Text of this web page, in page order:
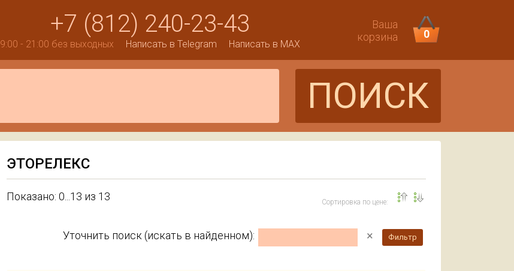
+7 (812) 240-23-43
9:00 - 21:00 без выходных Написать в Telegram Написать в MAX
Ваша
корзина
0
ПОИСК
ЭТОРЕЛЕКС
Сортировка по цене:
Показано: 0...13 из 13
× Фильтр
Уточнить поиск (искать в найденном):